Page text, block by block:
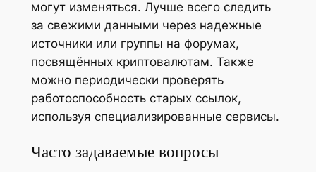
могут изменяться. Лучше всего следить
за свежими данными через надежные
источники или группы на форумах,
посвящённых криптовалютам. Также
можно периодически проверять
работоспособность старых ссылок,
используя специализированные сервисы.
Часто задаваемые вопросы